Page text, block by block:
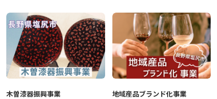
木曽漆器振興事業 地域産品ブランド化事業